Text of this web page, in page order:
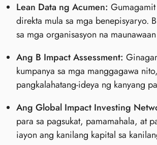
Lean Data ng Acumen:
direkta mula sa mga benepisyaryo.
sa mga organisasyon na
Ang B Impact Assessment:
kumpanya sa mga manggagawa
pangkalahatang-ideya ng kanyang
Ang Global Impact Investing
para sa pagsukat, pamamahala, at
iayon ang kanilang kapital sa